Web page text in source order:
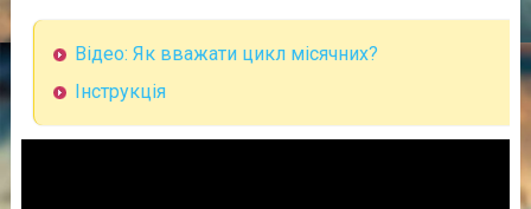
Відео: Як вважати цикл місячних?
Інструкція